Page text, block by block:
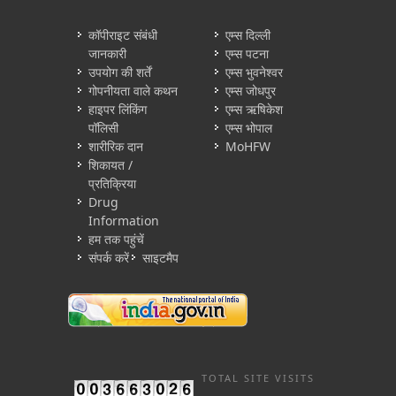
कॉपीराइट संबंधी
जानकारी
उपयोग की शर्तें
गोपनीयता वाले कथन
हाइपर लिंकिंग
पॉलिसी
शारीरिक दान
शिकायत /
प्रतिक्रिया
Drug
Information
हम तक पहुंचें
संपर्क करें
साइटमैप
एम्स दिल्ली
एम्स पटना
एम्स भुवनेश्वर
एम्स जोधपुर
एम्स ऋषिकेश
एम्स भोपाल
MoHFW
TOTAL SITE VISITS